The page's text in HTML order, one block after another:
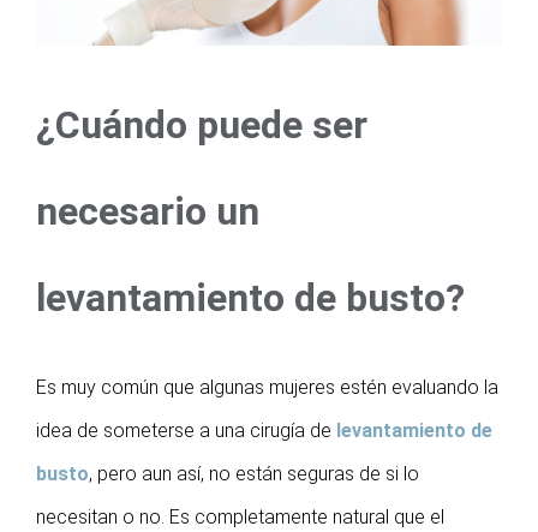
¿Cuándo puede ser
necesario un
levantamiento de busto?
Es muy común que algunas mujeres estén evaluando la
idea de someterse a una cirugía de levantamiento de
busto, pero aun así, no están seguras de si lo
necesitan o no. Es completamente natural que el